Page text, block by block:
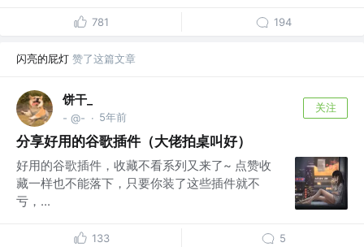
781 194
闪亮的屁灯 赞了这篇文章
饼干_
- @- · 5年前
关注
分享好用的谷歌插件（大佬拍桌叫好）
好用的谷歌插件，收藏不看系列又来了~ 点赞收
藏一样也不能落下，只要你装了这些插件就不
亏，...
133 5